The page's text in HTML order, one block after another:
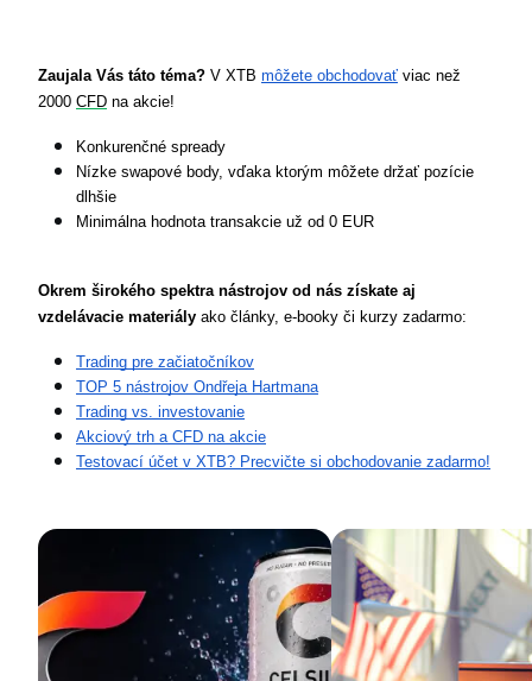
Zaujala Vás táto téma? V XTB môžete obchodovať viac než
2000 CFD na akcie!
Konkurenčné spready
Nízke swapové body, vďaka ktorým môžete držať pozície
dlhšie
Minimálna hodnota transakcie už od 0 EUR
Okrem širokého spektra nástrojov od nás získate aj
vzdelávacie materiály ako články, e-booky či kurzy zadarmo:
Trading pre začiatočníkov
TOP 5 nástrojov Ondřeja Hartmana
Trading vs. investovanie
Akciový trh a CFD na akcie
Testovací účet v XTB? Precvičte si obchodovanie zadarmo!